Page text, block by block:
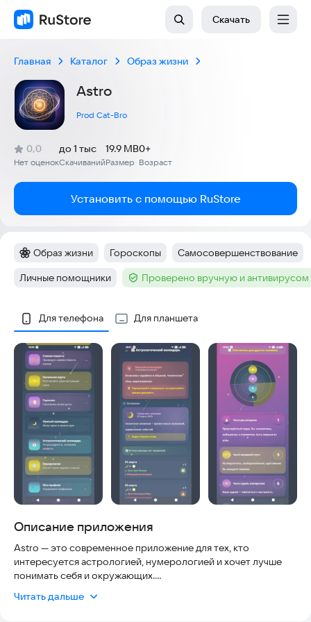
Скачать
Главная Каталог Образ жизни
Astro
Prod Cat-Bro
Рейтинг:
0,0
(
Нет оценок
)
Скачиваний
до 1 тыс
Размер
19.9 MB
Возраст
0+
Установить с помощью RuStore
Категория:
Образ жизни Тег:
Гороскопы Тег:
Самосовершенствование
Тег:
Личные помощники Тег :Проверено вручную и антивирусом
Скриншоты
Для телефона Для планшета
Описание приложения
Astro — это современное приложение для тех, кто
интересуется астрологией, нумерологией и хочет лучше
понимать себя и окружающих.
🌟 Основные возможности:
Читать дальше